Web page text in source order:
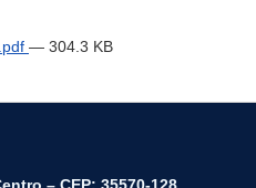
— 304.3 KB